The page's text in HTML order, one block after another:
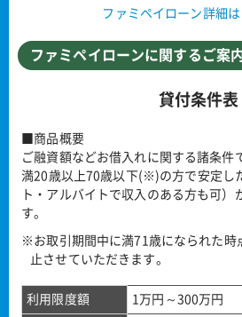
ファミペイローン詳細は
ファミペイローンに関するご案
貸付条件表
■商品概要
ご融資額などお借入れに関する諸条件
満20歳以上70歳以下(※)の方で安定し
ト・アルバイトで収入のある方も可）
す。
※お取引期間中に満71歳になられた時
止させていただきます。
利用限度額 1万円～300万円